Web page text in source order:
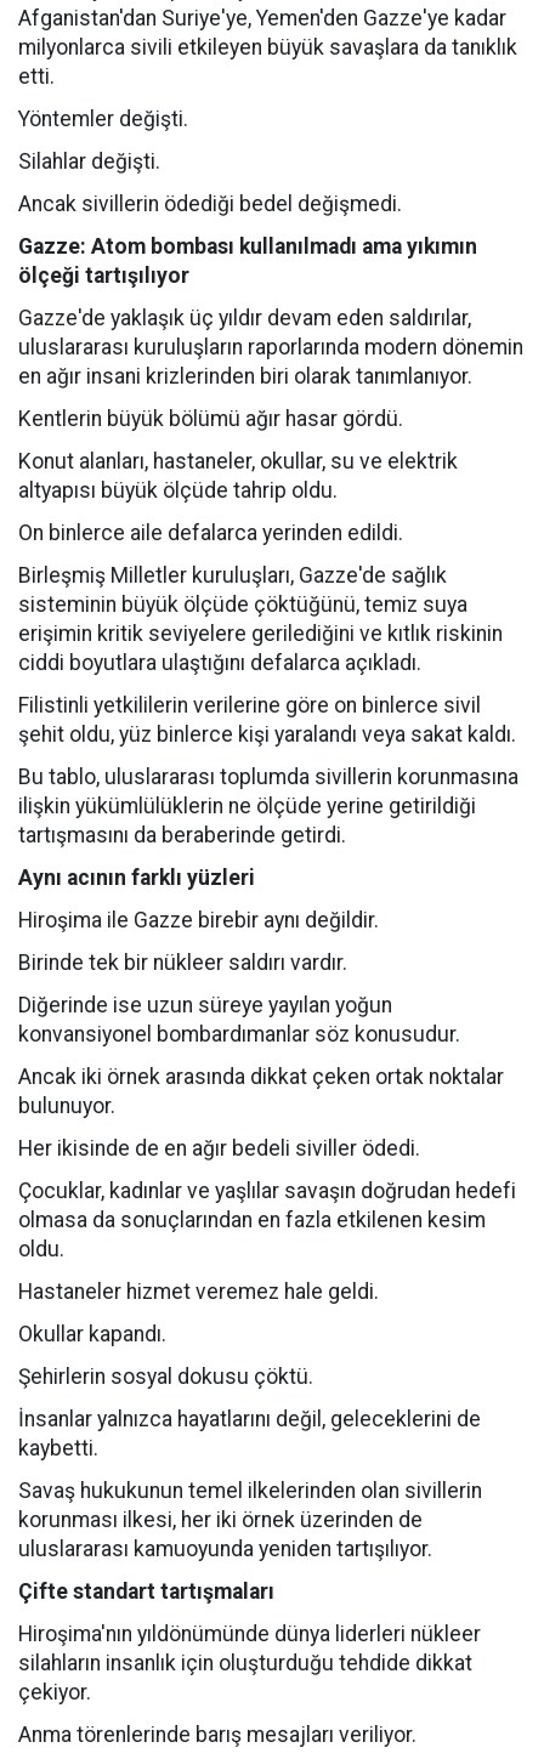
Afganistan'dan Suriye'ye, Yemen'den Gazze'ye kadar
milyonlarca sivili etkileyen büyük savaşlara da tanıklık
etti.
Yöntemler değişti.
Silahlar değişti.
Ancak sivillerin ödediği bedel değişmedi.
Gazze: Atom bombası kullanılmadı ama yıkımın
ölçeği tartışılıyor
Gazze'de yaklaşık üç yıldır devam eden saldırılar,
uluslararası kuruluşların raporlarında modern dönemin
en ağır insani krizlerinden biri olarak tanımlanıyor.
Kentlerin büyük bölümü ağır hasar gördü.
Konut alanları, hastaneler, okullar, su ve elektrik
altyapısı büyük ölçüde tahrip oldu.
On binlerce aile defalarca yerinden edildi.
Birleşmiş Milletler kuruluşları, Gazze'de sağlık
sisteminin büyük ölçüde çöktüğünü, temiz suya
erişimin kritik seviyelere gerilediğini ve kıtlık riskinin
ciddi boyutlara ulaştığını defalarca açıkladı.
Filistinli yetkililerin verilerine göre on binlerce sivil
şehit oldu, yüz binlerce kişi yaralandı veya sakat kaldı.
Bu tablo, uluslararası toplumda sivillerin korunmasına
ilişkin yükümlülüklerin ne ölçüde yerine getirildiği
tartışmasını da beraberinde getirdi.
Aynı acının farklı yüzleri
Hiroşima ile Gazze birebir aynı değildir.
Birinde tek bir nükleer saldırı vardır.
Diğerinde ise uzun süreye yayılan yoğun
konvansiyonel bombardımanlar söz konusudur.
Ancak iki örnek arasında dikkat çeken ortak noktalar
bulunuyor.
Her ikisinde de en ağır bedeli siviller ödedi.
Çocuklar, kadınlar ve yaşlılar savaşın doğrudan hedefi
olmasa da sonuçlarından en fazla etkilenen kesim
oldu.
Hastaneler hizmet veremez hale geldi.
Okullar kapandı.
Şehirlerin sosyal dokusu çöktü.
İnsanlar yalnızca hayatlarını değil, geleceklerini de
kaybetti.
Savaş hukukunun temel ilkelerinden olan sivillerin
korunması ilkesi, her iki örnek üzerinden de
uluslararası kamuoyunda yeniden tartışılıyor.
Çifte standart tartışmaları
Hiroşima'nın yıldönümünde dünya liderleri nükleer
silahların insanlık için oluşturduğu tehdide dikkat
çekiyor.
Anma törenlerinde barış mesajları veriliyor.